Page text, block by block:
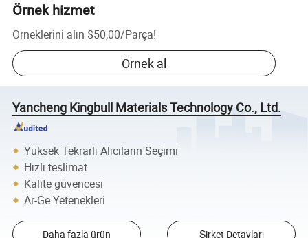
Örnek hizmet
Örneklerini alın $50,00/Parça!
Örnek al
Yancheng Kingbull Materials Technology Co., Ltd.
Yüksek Tekrarlı Alıcıların Seçimi
Hızlı teslimat
Kalite güvencesi
Ar-Ge Yetenekleri
Daha fazla ürün Şirket Detayları